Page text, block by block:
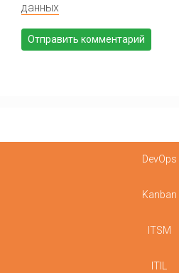
данных
DevOps
Kanban
ITSM
ITIL